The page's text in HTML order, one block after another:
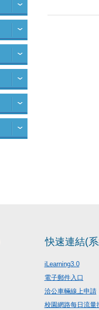
快速連結(
iLearning3.0
電子郵件入口
洽公車輛線上申請
校園網路每日流量